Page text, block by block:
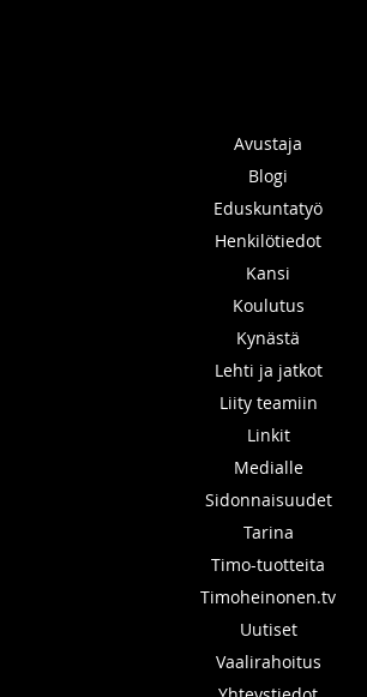
Avustaja
Blogi
Eduskuntatyö
Henkilötiedot
Kansi
Koulutus
Kynästä
Lehti ja jatkot
Liity teamiin
Linkit
Medialle
Sidonnaisuudet
Tarina
Timo-tuotteita
Timoheinonen.tv
Uutiset
Vaalirahoitus